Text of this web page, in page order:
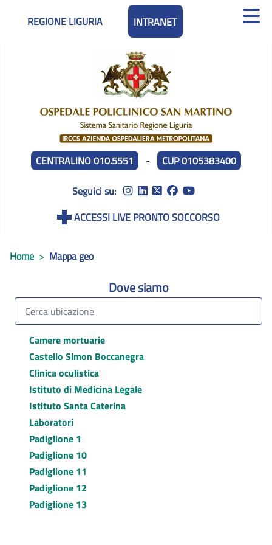
REGIONE LIGURIA INTRANET
CENTRALINO 010.5551 - CUP 0105383400
Seguici su:
ACCESSI LIVE PRONTO SOCCORSO
Home Mappa geo
Dove siamo
Camere mortuarie
Castello Simon Boccanegra
Clinica oculistica
Istituto di Medicina Legale
Istituto Santa Caterina
Laboratori
Padiglione 1
Padiglione 10
Padiglione 11
Padiglione 12
Padiglione 13